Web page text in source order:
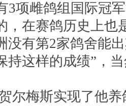
项雌鸽组国际冠
，在赛鸽历史上也
没有第2家鸽舍能
持这样的成绩”，
尔梅斯实现了他养